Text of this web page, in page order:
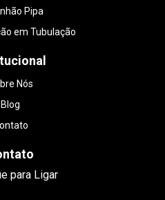
Pipa
em Tubulação
Nós
Blog
para Ligar